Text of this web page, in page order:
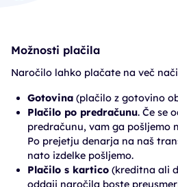
Možnosti plačila
Naročilo lahko plačate na več
Gotovina (plačilo z gotovino
Plačilo po predračunu. Če se
predračunu, vam ga pošljemo
Po prejetju denarja na naš
nato izdelke pošljemo.
Plačilo s kartico (kreditna ali
oddaji naročila boste